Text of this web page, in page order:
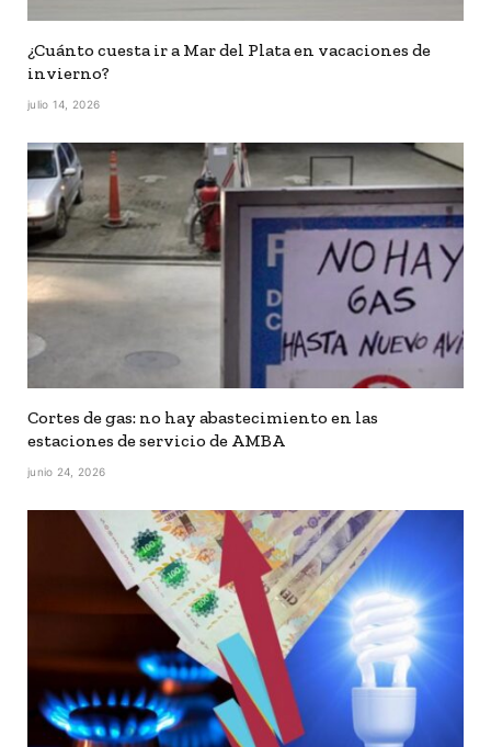
¿Cuánto cuesta ir a Mar del Plata en vacaciones de
invierno?
julio 14, 2026
Cortes de gas: no hay abastecimiento en las
estaciones de servicio de AMBA
junio 24, 2026